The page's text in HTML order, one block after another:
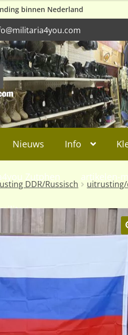
binnen Nederland
Nieuws Info
Zutphen artikelen-
DDR/Russisch uitrusting/